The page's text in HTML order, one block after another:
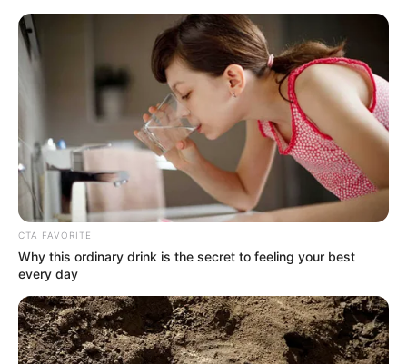
CTA FAVORITE
Why this ordinary drink is the secret to feeling your best
every day